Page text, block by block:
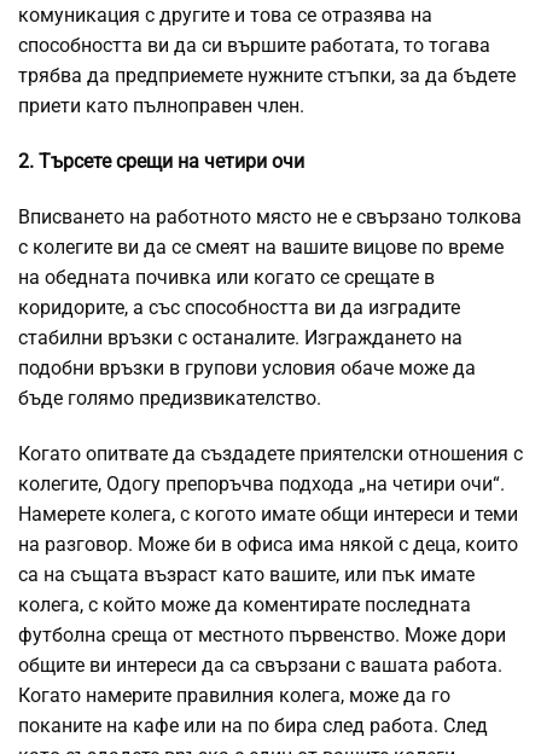
комуникация с другите и това се отразява на
способността ви да си вършите работата, то тогава
трябва да предприемете нужните стъпки, за да бъдете
приети като пълноправен член.
2. Търсете срещи на четири очи
Вписването на работното място не е свързано толкова
с колегите ви да се смеят на вашите вицове по време
на обедната почивка или когато се срещате в
коридорите, а със способността ви да изградите
стабилни връзки с останалите. Изграждането на
подобни връзки в групови условия обаче може да
бъде голямо предизвикателство.
Когато опитвате да създадете приятелски отношения с
колегите, Одогу препоръчва подхода „на четири очи“.
Намерете колега, с когото имате общи интереси и теми
на разговор. Може би в офиса има някой с деца, които
са на същата възраст като вашите, или пък имате
колега, с който може да коментирате последната
футболна среща от местното първенство. Може дори
общите ви интереси да са свързани с вашата работа.
Когато намерите правилния колега, може да го
поканите на кафе или на по бира след работа. След